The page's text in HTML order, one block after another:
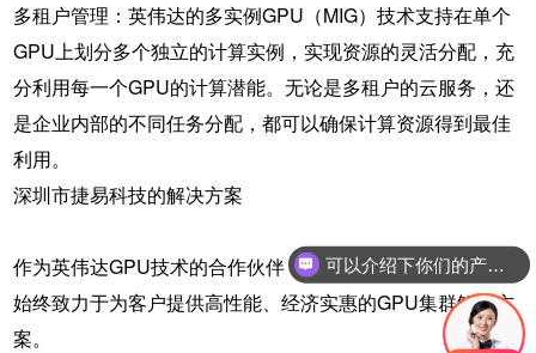
多租户管理：英伟达的多实例GPU（MIG）技术支持在单个
GPU上划分多个独立的计算实例，实现资源的灵活分配，充
分利用每一个GPU的计算潜能。无论是多租户的云服务，还
是企业内部的不同任务分配，都可以确保计算资源得到最佳
利用。
深圳市捷易科技的解决方案
作为英伟达GPU技术的合作伙伴，深圳市捷易科技有限公司
始终致力于为客户提供高性能、经济实惠的GPU集群解决方
案。
可以介绍下你们的产品么